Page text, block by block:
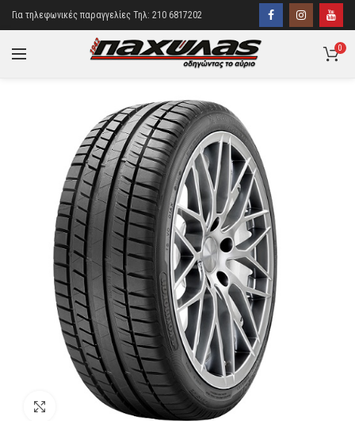
Για τηλεφωνικές παραγγελίες Τηλ: 210 6817202
0
Κάντε κλικ για μεγέθυνση